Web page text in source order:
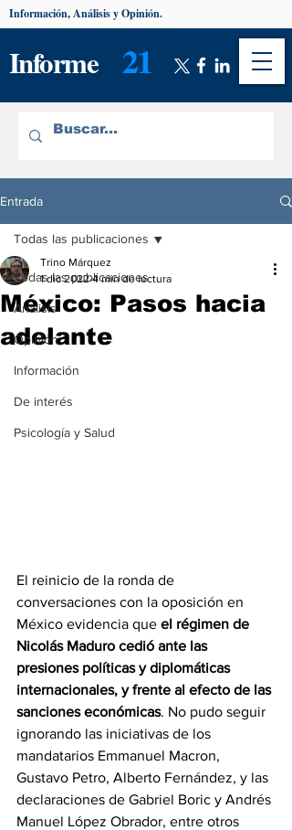
Informe 21
Información, Análisis y Opinión.
Entrada
Todas las publicaciones
Análisis
Opinión
Información
De interés
Psicología y Salud
Todas las publicaciones
México: Pasos hacia
adelante
Trino Márquez
1 dic 2022 4 min de lectura
El reinicio de la ronda de
conversaciones con la oposición en
México evidencia que el régimen de
Nicolás Maduro cedió ante las
presiones políticas y diplomáticas
internacionales, y frente al efecto de las
sanciones económicas. No pudo seguir
ignorando las iniciativas de los
mandatarios Emmanuel Macron,
Gustavo Petro, Alberto Fernández, y las
declaraciones de Gabriel Boric y Andrés
Manuel López Obrador, entre otros